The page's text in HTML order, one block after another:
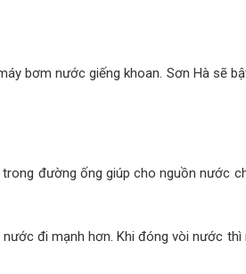
bơm nước giếng khoan. Sơn Hà sẽ
đường ống giúp cho nguồn nước
đi mạnh hơn. Khi đóng vòi nước thì